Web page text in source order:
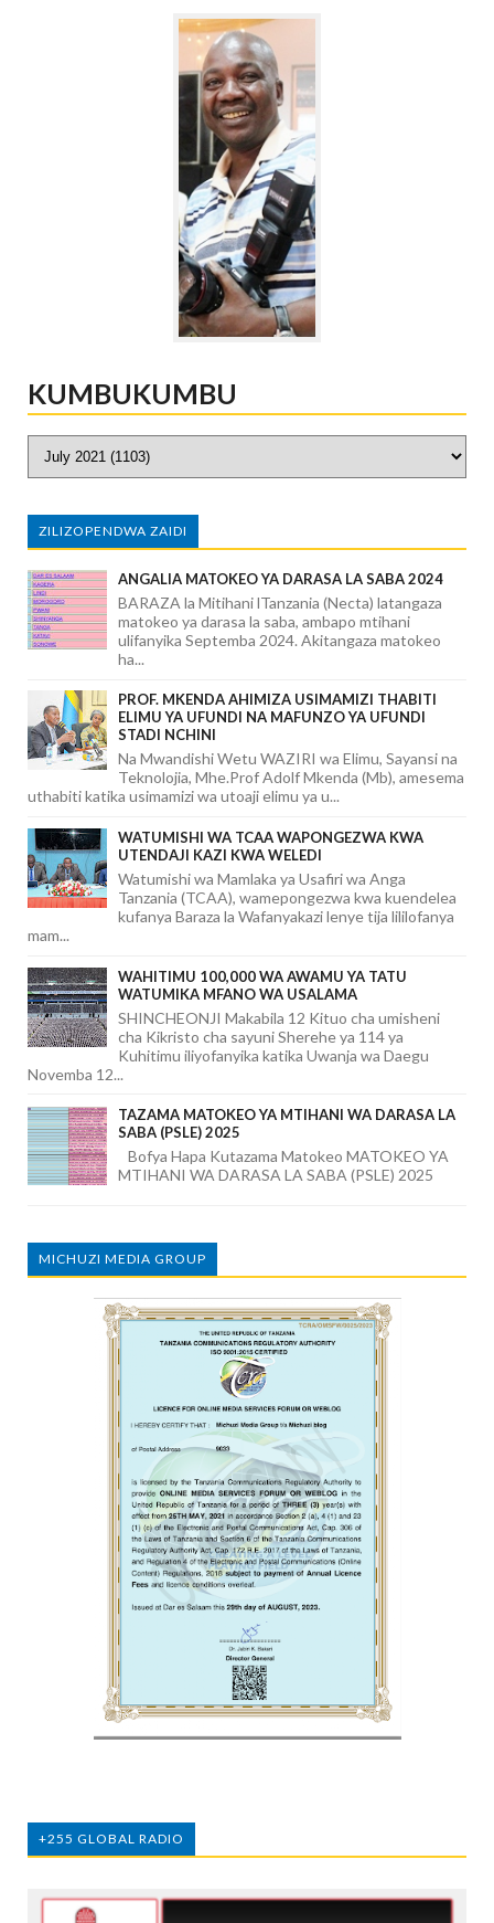
KUMBUKUMBU
ZILIZOPENDWA ZAIDI
ANGALIA MATOKEO YA DARASA LA SABA 2024
BARAZA la Mitihani lTanzania (Necta) latangaza
matokeo ya darasa la saba, ambapo mtihani
ulifanyika Septemba 2024. Akitangaza matokeo
ha...
PROF. MKENDA AHIMIZA USIMAMIZI THABITI
ELIMU YA UFUNDI NA MAFUNZO YA UFUNDI
STADI NCHINI
Na Mwandishi Wetu WAZIRI wa Elimu, Sayansi na
Teknolojia, Mhe.Prof Adolf Mkenda (Mb), amesema
uthabiti katika usimamizi wa utoaji elimu ya u...
WATUMISHI WA TCAA WAPONGEZWA KWA
UTENDAJI KAZI KWA WELEDI
Watumishi wa Mamlaka ya Usafiri wa Anga
Tanzania (TCAA), wamepongezwa kwa kuendelea
kufanya Baraza la Wafanyakazi lenye tija lililofanya
mam...
WAHITIMU 100,000 WA AWAMU YA TATU
WATUMIKA MFANO WA USALAMA
SHINCHEONJI Makabila 12 Kituo cha umisheni
cha Kikristo cha sayuni Sherehe ya 114 ya
Kuhitimu iliyofanyika katika Uwanja wa Daegu
Novemba 12...
TAZAMA MATOKEO YA MTIHANI WA DARASA LA
SABA (PSLE) 2025
Bofya Hapa Kutazama Matokeo MATOKEO YA
MTIHANI WA DARASA LA SABA (PSLE) 2025
MICHUZI MEDIA GROUP
+255 GLOBAL RADIO